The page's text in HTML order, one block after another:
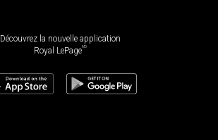
Découvrez la nouvelle application
Royal LePageMD